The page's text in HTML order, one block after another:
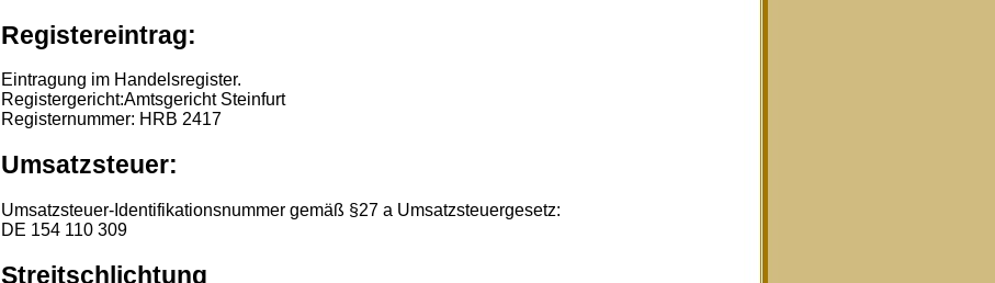
Registereintrag:
Eintragung im Handelsregister.
Registergericht:Amtsgericht Steinfurt
Registernummer: HRB 2417
Umsatzsteuer:
Umsatzsteuer-Identifikationsnummer gemäß §27 a Umsatzsteuergesetz:
DE 154 110 309
Streitschlichtung